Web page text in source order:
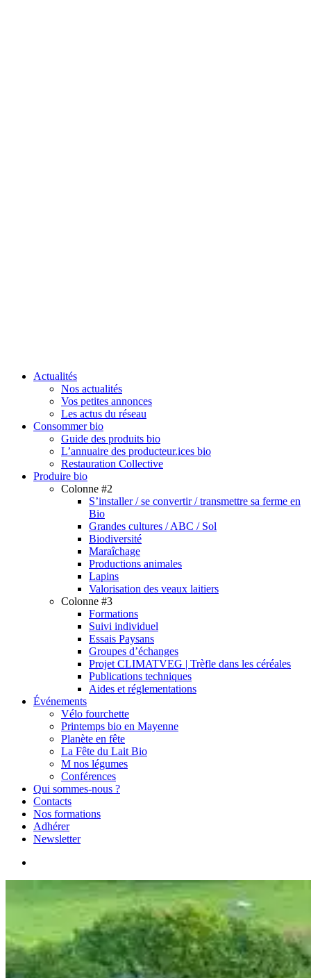
search
Menu
Actualités
Nos actualités
Vos petites annonces
Les actus du réseau
Consommer bio
Guide des produits bio
L’annuaire des producteur.ices bio
Restauration Collective
Produire bio
Colonne #2
S’installer / se convertir / transmettre sa ferme en
Bio
Grandes cultures / ABC / Sol
Biodiversité
Maraîchage
Productions animales
Lapins
Valorisation des veaux laitiers
Colonne #3
Formations
Suivi individuel
Essais Paysans
Groupes d’échanges
Projet CLIMATVEG | Trèfle dans les céréales
Publications techniques
Aides et réglementations
Événements
Vélo fourchette
Printemps bio en Mayenne
Planète en fête
La Fête du Lait Bio
M nos légumes
Conférences
Qui sommes-nous ?
Contacts
Nos formations
Adhérer
Newsletter